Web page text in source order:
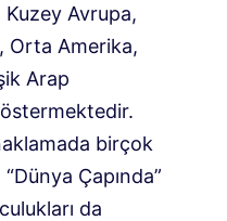
Avrupa,
Orta Amerika,
Arap
birçok
Çapında”
da